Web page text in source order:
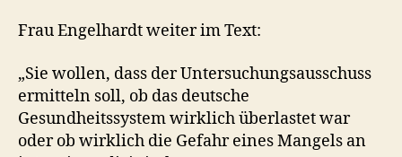
Frau Engelhardt weiter im Text:
„Sie wollen, dass der Untersuchungsausschuss
ermitteln soll, ob das deutsche
Gesundheitssystem wirklich überlastet war
oder ob wirklich die Gefahr eines Mangels an